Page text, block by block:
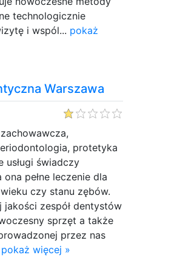
technologicznie
i wspól... pokaż
Warszawa
protetyka
świadczy
pełne leczenie dla
czy stanu zębów.
zespół dentystów
sprzęt a także
przez nas
pokaż więcej »